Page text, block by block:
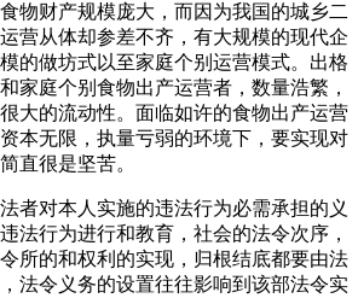
物财产规模庞大，而因为我国的城乡二
营从体却参差不齐，有大规模的现代企
的做坊式以至家庭个别运营模式。出格
家庭个别食物出产运营者，数量浩繁，
大的流动性。面临如许的食物出产运营
本无限，执量亏弱的环境下，要实现对
直很是坚苦。
对本人实施的违法行为必需承担的义
法行为进行和教育，社会的法令次序，
所的和权利的实现，归根结底都要由法
法令义务的设置往往影响到该部法令实